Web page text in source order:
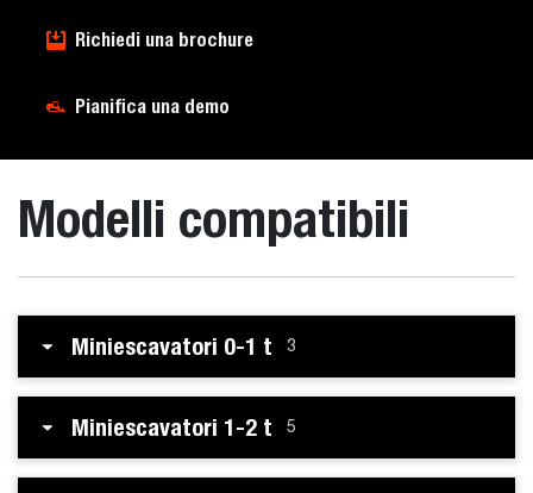
Richiedi una brochure
Pianifica una demo
Modelli compatibili
Miniescavatori 0-1 t 3
Miniescavatori 1-2 t 5